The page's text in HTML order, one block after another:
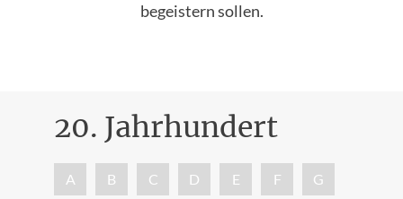
begeistern sollen.
20. Jahrhundert
A B C D E F G